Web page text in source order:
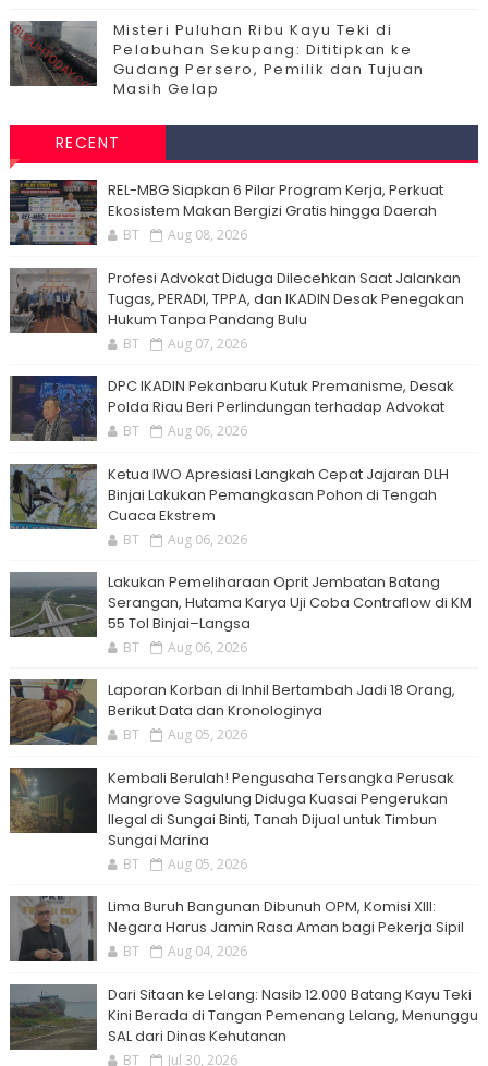
Misteri Puluhan Ribu Kayu Teki di
Pelabuhan Sekupang: Dititipkan ke
Gudang Persero, Pemilik dan Tujuan
Masih Gelap
RECENT
‎REL-MBG Siapkan 6 Pilar Program Kerja, Perkuat
Ekosistem Makan Bergizi Gratis hingga Daerah
BT Aug 08, 2026
Profesi Advokat Diduga Dilecehkan Saat Jalankan
Tugas, PERADI, TPPA, dan IKADIN Desak Penegakan
Hukum Tanpa Pandang Bulu
BT Aug 07, 2026
DPC IKADIN Pekanbaru Kutuk Premanisme, Desak
Polda Riau Beri Perlindungan terhadap Advokat
BT Aug 06, 2026
Ketua IWO Apresiasi Langkah Cepat Jajaran DLH
Binjai Lakukan Pemangkasan Pohon di Tengah
Cuaca Ekstrem
BT Aug 06, 2026
Lakukan Pemeliharaan Oprit Jembatan Batang
Serangan, Hutama Karya Uji Coba Contraflow di KM
55 Tol Binjai–Langsa
BT Aug 06, 2026
Laporan Korban di Inhil Bertambah Jadi 18 Orang,
Berikut Data dan Kronologinya
BT Aug 05, 2026
Kembali Berulah! Pengusaha Tersangka Perusak
Mangrove Sagulung Diduga Kuasai Pengerukan
Ilegal di Sungai Binti, Tanah Dijual untuk Timbun
Sungai Marina
BT Aug 05, 2026
Lima Buruh Bangunan Dibunuh OPM, Komisi XIII:
Negara Harus Jamin Rasa Aman bagi Pekerja Sipil
BT Aug 04, 2026
Dari Sitaan ke Lelang: Nasib 12.000 Batang Kayu Teki
Kini Berada di Tangan Pemenang Lelang, Menunggu
SAL dari Dinas Kehutanan
BT Jul 30, 2026